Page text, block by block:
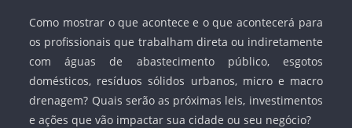
Como mostrar o que acontece e o que acontecerá para
os profissionais que trabalham direta ou indiretamente
com águas de abastecimento público, esgotos
domésticos, resíduos sólidos urbanos, micro e macro
drenagem? Quais serão as próximas leis, investimentos
e ações que vão impactar sua cidade ou seu negócio?